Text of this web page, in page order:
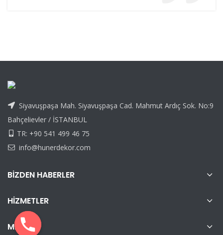
Siyavuşpaşa Mah. Siyavuşpaşa Cad. Mahmut Ardıç Sok. No:9
Bahçelievler / İSTANBUL
TR: +90 541 499 46 75
info@hunerdekor.com
BIZDEN HABERLER
HIZMETLER
MENÜ